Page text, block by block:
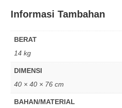
Informasi Tambahan
BERAT
14 kg
DIMENSI
40 × 40 × 76 cm
BAHAN/MATERIAL